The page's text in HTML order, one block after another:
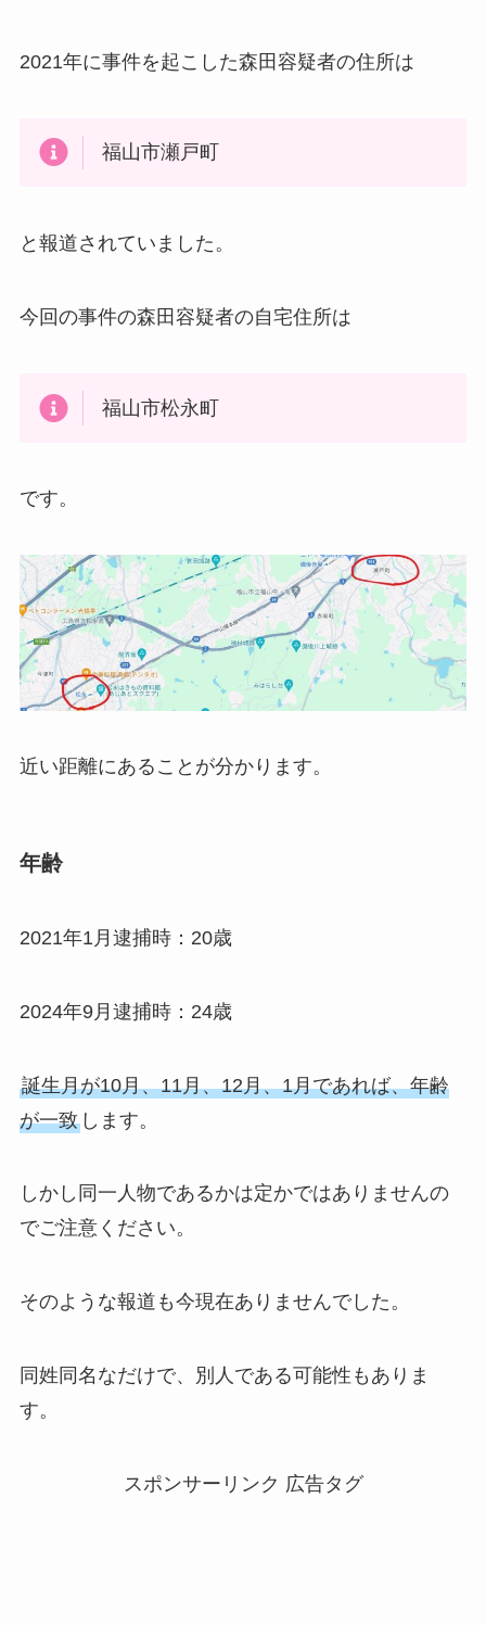
2021年に事件を起こした森田容疑者の住所は
福山市瀬戸町
と報道されていました。
今回の事件の森田容疑者の自宅住所は
福山市松永町
です。
近い距離にあることが分かります。
年齢
2021年1月逮捕時：20歳
2024年9月逮捕時：24歳
誕生月が10月、11月、12月、1月であれば、年齢
が一致します。
しかし同一人物であるかは定かではありませんの
でご注意ください。
そのような報道も今現在ありませんでした。
同姓同名なだけで、別人である可能性もありま
す。
スポンサーリンク 広告タグ